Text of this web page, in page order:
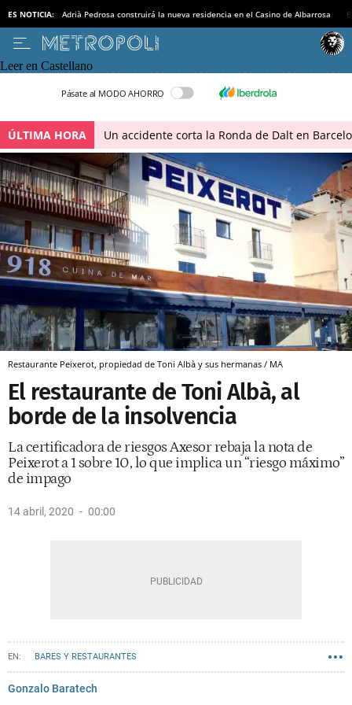
ES NOTICIA: Adrià Pedrosa construirá la nueva residencia en el Casino de Albarrosa
Leer en Castellano
Pásate al MODO AHORRO
ÚLTIMA HORA Un accidente corta la Ronda de Dalt en
Restaurante Peixerot, propiedad de Toni Albà y sus hermanas / MA
El restaurante de Toni Albà, al
borde de la insolvencia
La certificadora de riesgos Axesor rebaja la nota de
Peixerot a 1 sobre 10, lo que implica un “riesgo máximo”
de impago
14 abril, 2020 00:00
BARES Y RESTAURANTES
Gonzalo Baratech